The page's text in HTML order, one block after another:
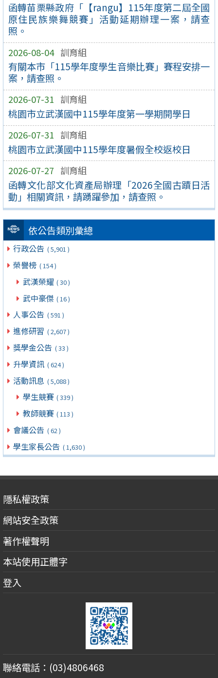
函轉苗栗縣政府「【rangu】115年度第二屆全國
原住民族樂舞競賽」活動延期辦理一案，請查
照。
2026-08-04 訓育組
有關本市「115學年度學生音樂比賽」賽程安排一
案，請查照。
2026-07-31 訓育組
桃園市立武漢國中115學年度第一學期開學日
2026-07-31 訓育組
桃園市立武漢國中115學年度暑假全校返校日
2026-07-27 訓育組
函轉文化部文化資產局辦理「2026全國古蹟日活
動」相關資訊，請踴躍參加，請查照。
依公告類別彙總
行政公告 ( 5,901 )
榮譽榜 ( 154 )
武漢榮耀 ( 30 )
武中豪傑 ( 16 )
人事公告 ( 591 )
進修研習 ( 2,607 )
獎學金公告 ( 33 )
升學資訊 ( 624 )
活動訊息 ( 5,088 )
學生競賽 ( 339 )
教師競賽 ( 113 )
會議公告 ( 62 )
學生家長公告 ( 1,630 )
隱私權政策
網站安全政策
著作權聲明
本站使用正體字
登入
聯絡電話：(03)4806468